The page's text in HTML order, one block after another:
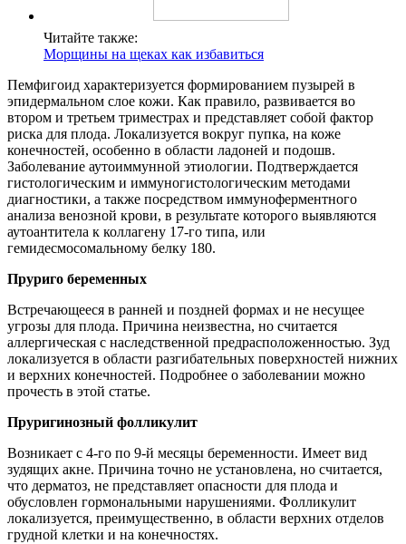
Читайте также:
Морщины на щеках как избавиться
Пемфигоид характеризуется формированием пузырей в
эпидермальном слое кожи. Как правило, развивается во
втором и третьем триместрах и представляет собой фактор
риска для плода. Локализуется вокруг пупка, на коже
конечностей, особенно в области ладоней и подошв.
Заболевание аутоиммунной этиологии. Подтверждается
гистологическим и иммуногистологическим методами
диагностики, а также посредством иммуноферментного
анализа венозной крови, в результате которого выявляются
аутоантитела к коллагену 17-го типа, или
гемидесмосомальному белку 180.
Пруриго беременных
Встречающееся в ранней и поздней формах и не несущее
угрозы для плода. Причина неизвестна, но считается
аллергическая с наследственной предрасположенностью. Зуд
локализуется в области разгибательных поверхностей нижних
и верхних конечностей. Подробнее о заболевании можно
прочесть в этой статье.
Пруригинозный фолликулит
Возникает с 4-го по 9-й месяцы беременности. Имеет вид
зудящих акне. Причина точно не установлена, но считается,
что дерматоз, не представляет опасности для плода и
обусловлен гормональными нарушениями. Фолликулит
локализуется, преимущественно, в области верхних отделов
грудной клетки и на конечностях.